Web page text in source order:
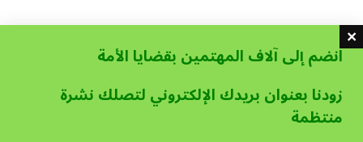
انضم إلى آلاف المهتمين بقضايا الأمة
زودنا بعنوان بريدك الإلكتروني لتصلك نشرة
منتظمة